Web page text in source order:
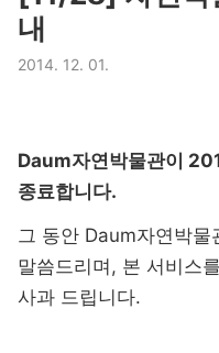
내
2014. 12. 01.
Daum자연박물관이
종료합니다.
그 동안 Daum자연박
말씀드리며, 본 서비스
사과 드립니다.